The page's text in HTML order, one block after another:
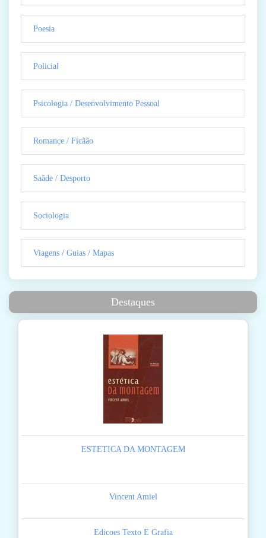
Poesia
Policial
Psicologia / Desenvolvimento Pessoal
Romance / Ficãão
Saãde / Desporto
Sociologia
Viagens / Guias / Mapas
Destaques
ESTETICA DA MONTAGEM
Vincent Amiel
Edicoes Texto E Grafia